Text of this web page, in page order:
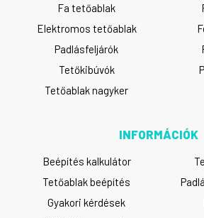
Fa tetőablak
Elektromos tetőablak
Padlásfeljárók
Tetőkibúvók
Tetőablak nagyker
INFORMÁCIÓK
Beépítés kalkulátor
Tetőablak beépítés
Gyakori kérdések